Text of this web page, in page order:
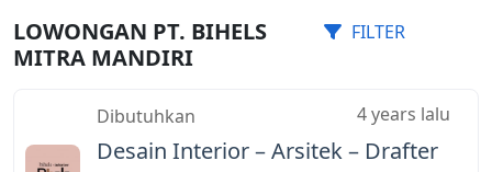
LOWONGAN PT. BIHELS
MITRA MANDIRI
FILTER
Dibutuhkan 4 years lalu
Desain Interior – Arsitek – Drafter